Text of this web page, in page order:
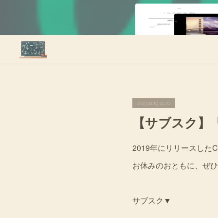
2023.11.19 11:00
【サブスク
2019年にリリースした
お休みのおともに、ぜ
サブスク▼